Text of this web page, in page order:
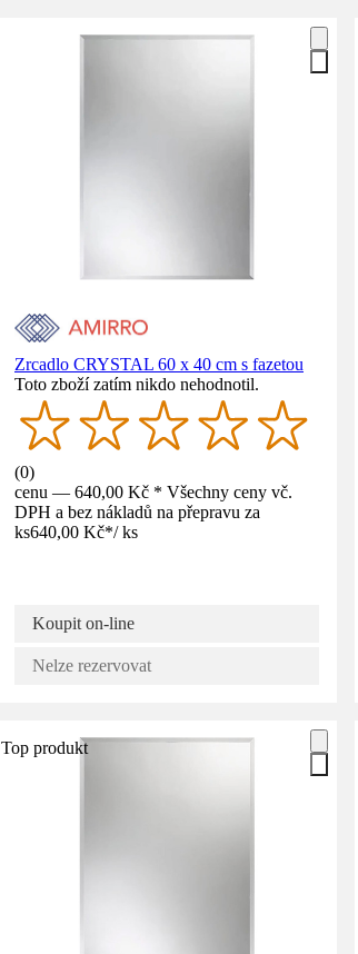
Zrcadlo CRYSTAL 60 x 40 cm s fazetou
Toto zboží zatím nikdo nehodnotil.
(0)
cenu — 640,00 Kč * Všechny ceny vč.
DPH a bez nákladů na přepravu za
ks640,00 Kč*/ ks
Koupit on-line
Nelze rezervovat
Top produkt